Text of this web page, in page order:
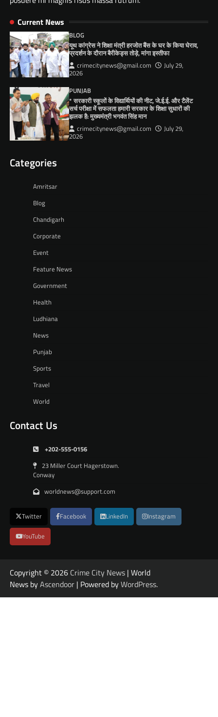
Current News
BLOG
यूथ कांग्रेस ने शिक्षा मंत्री हरजोत बैंस के घर के किया घेराव,
प्रदर्शन के दौरान बैरीकेड्स तोड़े, मांगा इस्तीफा
crimecitynews@gmail.com
July 29,
2026
PUNJAB
* सरकारी स्कूलों के विद्यार्थियों की नीट, जे.ई.ई. और टैलेंट
सर्च परीक्षा में सफलता हमारी सरकार के शिक्षा सुधारों की
झलक है: मुख्यमंत्री भगवंत सिंह मान
crimecitynews@gmail.com
July 29,
2026
Categories
Amritsar
Blog
Chandigarh
Corporate
Event
Feature News
Government
Health
Ludhiana
News
Punjab
Sports
Travel
World
Contact Us
+202-555-0156
23 Miller Court Hagerstown.
Conway
worldnews@support.com
Twitter Facebook LinkedIn Instagram
YouTube
Copyright © 2026 Crime City News | World
News byAscendoor | Powered byWordPress.